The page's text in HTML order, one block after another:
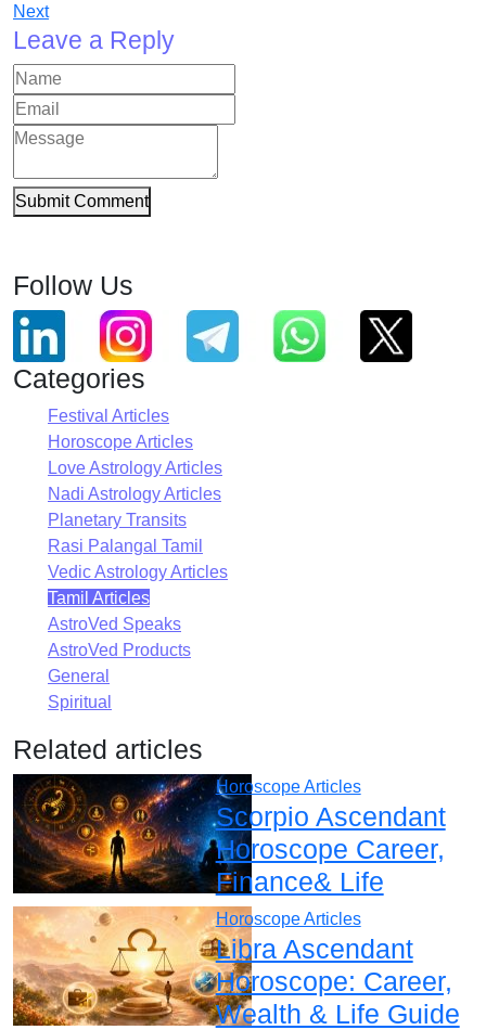
Next
Leave a Reply
Submit Comment
Follow Us
Categories
Festival Articles
Horoscope Articles
Love Astrology Articles
Nadi Astrology Articles
Planetary Transits
Rasi Palangal Tamil
Vedic Astrology Articles
Tamil Articles
AstroVed Speaks
AstroVed Products
General
Spiritual
Related articles
Horoscope Articles
Scorpio Ascendant
Horoscope Career,
Finance& Life
Horoscope Articles
Libra Ascendant
Horoscope: Career,
Wealth & Life Guide